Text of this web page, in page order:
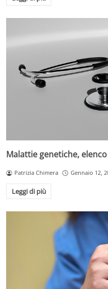
Malattie genetiche,
Patrizia Chimera Gennaio 12,
Leggi di più